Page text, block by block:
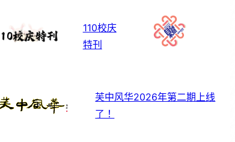
110校庆
特刊
芙中风华2026年第二期上线
了！